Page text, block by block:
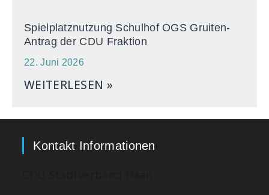
Spielplatznutzung Schulhof OGS Gruiten-
Antrag der CDU Fraktion
22. Juni 2026
WEITERLESEN »
Kontakt Informationen